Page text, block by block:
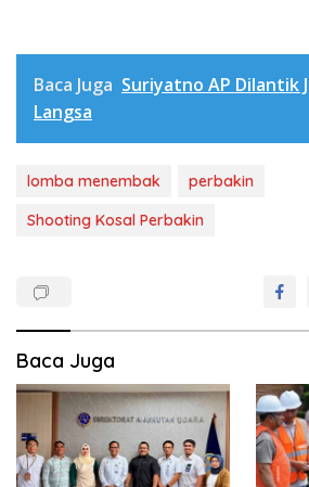
Baca Juga Suriyatno AP Dilantik
Langsa
lomba menembak
perbakin
Shooting Kosal Perbakin
Baca Juga